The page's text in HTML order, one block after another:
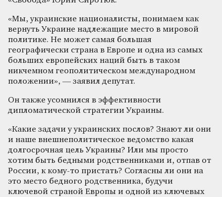
«Мы, украинские националисты, понимаем как
вернуть Украине надлежащие место в мировой
политике. Не может самая большая
географически страна в Европе и одна из самых
больших европейских наций быть в таком
никчемном геополитическом международном
положении», — заявил депутат.
Он также усомнился в эффективности
дипломатической стратегии Украины.
«Какие задачи у украинских послов? Знают ли они
и наше внешнеполитическое ведомство какая
долгосрочная цель Украины? Или мы просто
хотим быть бедными родственниками и, отпав от
России, к кому-то пристать? Согласны ли они на
это место бедного родственника, будучи
ключевой страной Европы и одной из ключевых